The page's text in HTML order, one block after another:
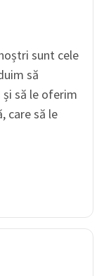
sunt cele
să
să le oferim
care să le